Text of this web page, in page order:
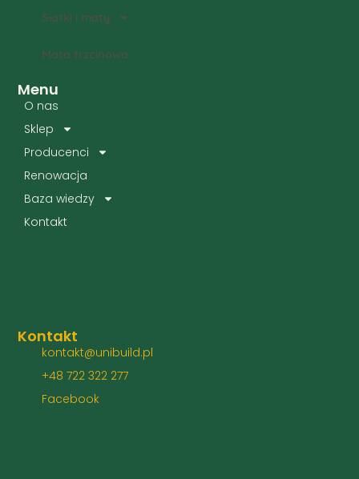
Menu
O nas
Sklep
Producenci
Renowacja
Baza wiedzy
Kontakt
Siatki i maty
Mata trzcinowa
Kontakt
kontakt@unibuild.pl
+48 722 322 277
Facebook